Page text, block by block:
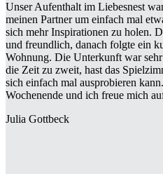
Unser Aufenthalt im Liebesnest
meinen Partner um einfach mal
sich mehr Inspirationen zu holen.
und freundlich, danach folgte ein
Wohnung. Die Unterkunft war
die Zeit zu zweit, hast das
sich einfach mal ausprobieren
Wochenende und ich freue mich
Julia Gottbeck